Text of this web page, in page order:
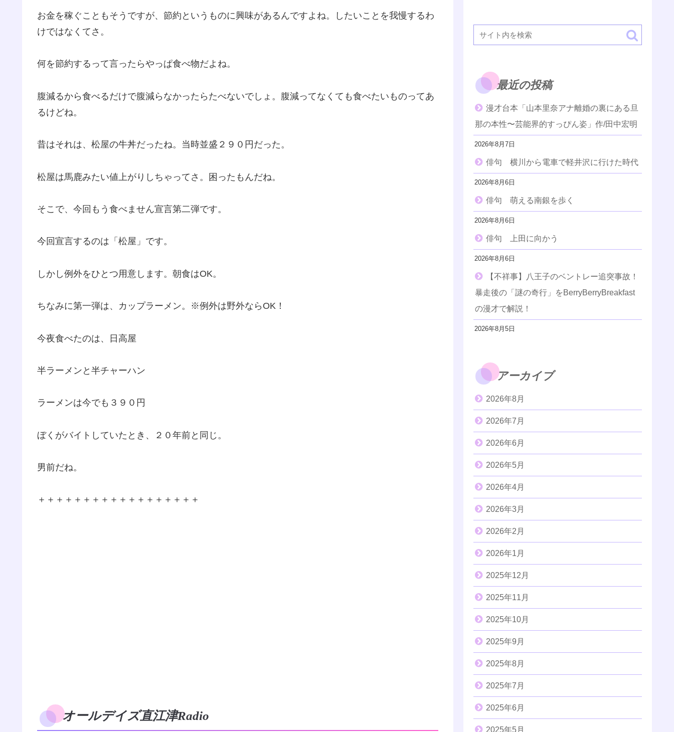
お金を稼ぐこともそうですが、節約というものに興味があるんですよね。したいことを我慢するわ
けではなくてさ。
何を節約するって言ったらやっぱ食べ物だよね。
腹減るから食べるだけで腹減らなかったらたべないでしょ。腹減ってなくても食べたいものってあ
るけどね。
昔はそれは、松屋の牛丼だったね。当時並盛２９０円だった。
松屋は馬鹿みたい値上がりしちゃってさ。困ったもんだね。
そこで、今回もう食べません宣言第二弾です。
今回宣言するのは「松屋」です。
しかし例外をひとつ用意します。朝食はOK。
ちなみに第一弾は、カップラーメン。※例外は野外ならOK！
今夜食べたのは、日高屋
半ラーメンと半チャーハン
ラーメンは今でも３９０円
ぼくがバイトしていたとき、２０年前と同じ。
男前だね。
＋＋＋＋＋＋＋＋＋＋＋＋＋＋＋＋＋＋
オールデイズ直江津Radio
最近の投稿
漫才台本「山本里奈アナ離婚の裏にある旦
那の本性〜芸能界的すっぴん姿」作/田中宏明
2026年8月7日
俳句 横川から電車で軽井沢に行けた時代
2026年8月6日
俳句 萌える南銀を歩く
2026年8月6日
俳句 上田に向かう
2026年8月6日
【不祥事】八王子のベントレー追突事故！
暴走後の「謎の奇行」をBerryBerryBreakfast
の漫才で解説！
2026年8月5日
アーカイブ
2026年8月
2026年7月
2026年6月
2026年5月
2026年4月
2026年3月
2026年2月
2026年1月
2025年12月
2025年11月
2025年10月
2025年9月
2025年8月
2025年7月
2025年6月
2025年5月